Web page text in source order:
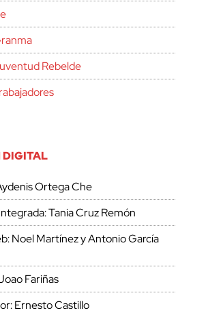
Rebelde
DIGITAL
Ortega Che
Tania Cruz Remón
Noel Martínez y Antonio García
Fariñas
Ernesto Castillo